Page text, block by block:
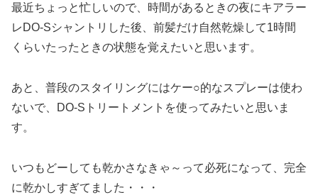
最近ちょっと忙しいので、時間があるときの夜にキアラー
レDO-Sシャントリした後、前髪だけ自然乾燥して1時間
くらいたったときの状態を覚えたいと思います。
あと、普段のスタイリングにはケー○的なスプレーは使わ
ないで、DO-Sトリートメントを使ってみたいと思いま
す。
いつもどーしても乾かさなきゃ～って必死になって、完全
に乾かしすぎてました・・・